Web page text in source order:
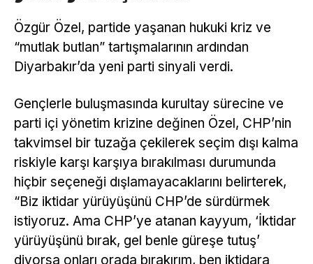
Özgür Özel, partide yaşanan hukuki kriz ve
“mutlak butlan” tartışmalarının ardından
Diyarbakır’da yeni parti sinyali verdi.
Gençlerle buluşmasında kurultay sürecine ve
parti içi yönetim krizine değinen Özel, CHP’nin
takvimsel bir tuzağa çekilerek seçim dışı kalma
riskiyle karşı karşıya bırakılması durumunda
hiçbir seçeneği dışlamayacaklarını belirterek,
“Biz iktidar yürüyüşünü CHP’de sürdürmek
istiyoruz. Ama CHP’ye atanan kayyum, ‘İktidar
yürüyüşünü bırak, gel benle güreşe tutuş’
diyorsa onları orada bırakırım, ben iktidara